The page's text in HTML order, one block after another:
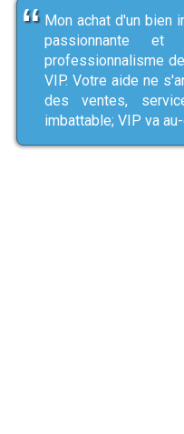
Mon achat d'un bien
passionnante et
professionnalisme
VIP. Votre aide ne
des ventes,
imbattable; VIP va au-